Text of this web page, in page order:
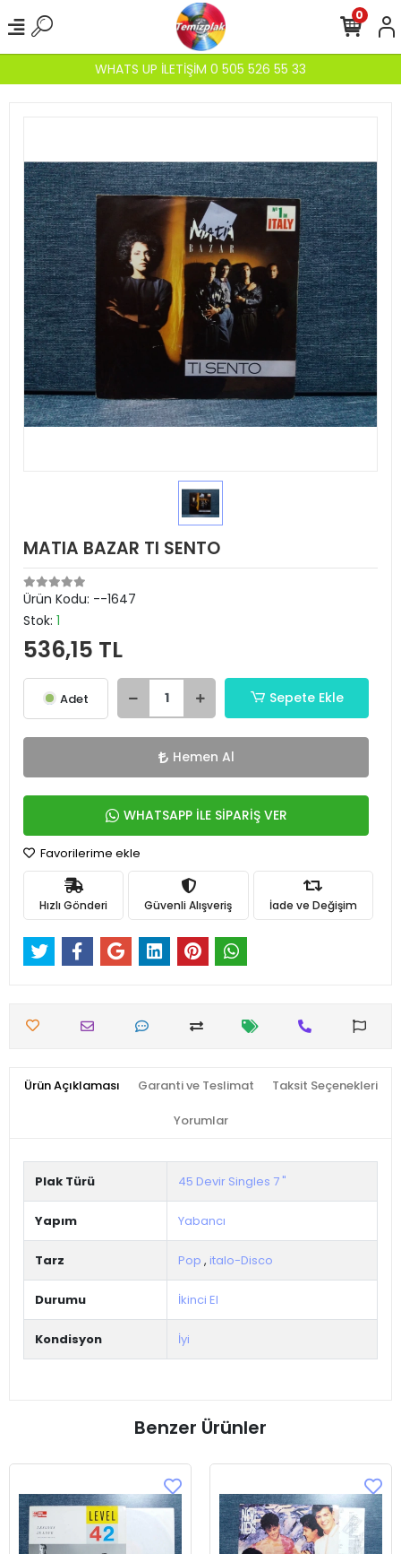
WHATS UP İLETİŞİM 0 505 526 55 33
0
MATIA BAZAR TI SENTO
Ürün Kodu: --1647
Stok: 1
536,15 TL
Adet Sepete Ekle
Hemen Al
WHATSAPP İLE SİPARİŞ VER
Favorilerime ekle
Hızlı Gönderi Güvenli Alışveriş İade ve Değişim
Ürün Açıklaması Garanti ve Teslimat Taksit Seçenekleri
Yorumlar
Plak Türü 45 Devir Singles 7 "
Yapım Yabancı
Tarz Pop , italo-Disco
Durumu İkinci El
Kondisyon İyi
Benzer Ürünler